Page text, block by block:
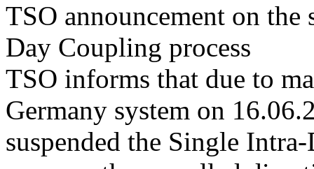
TSO announcement on
Day Coupling process
TSO informs that due to
Germany system on
suspended the Single